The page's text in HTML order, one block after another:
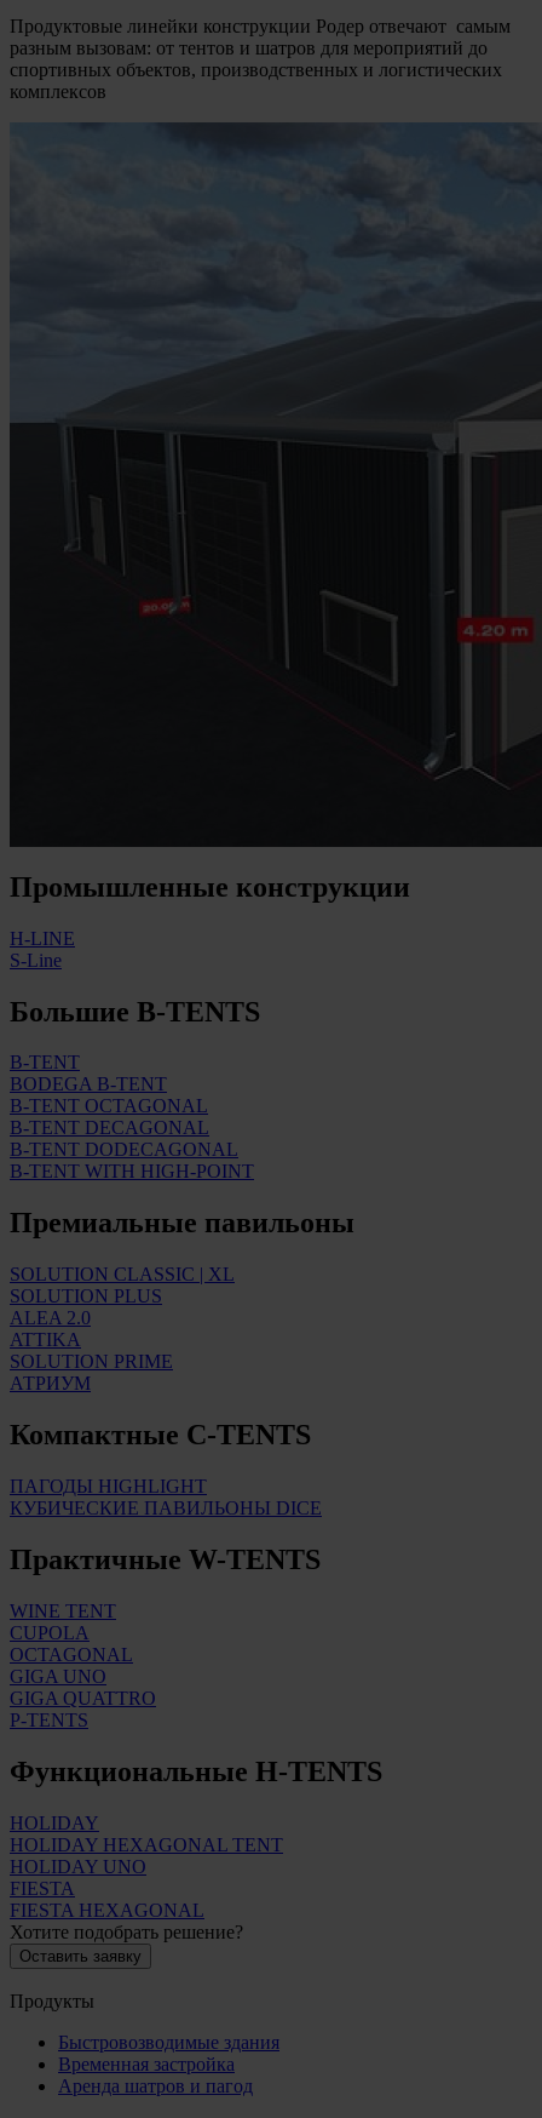
Продуктовые линейки конструкции Родер отвечают самым
разным вызовам: от тентов и шатров для мероприятий до
спортивных объектов, производственных и логистических
комплексов
Промышленные конструкции
H-LINE
S-Line
Большие B-TENTS
B-TENT
BODEGA B-TENT
B-TENT OCTAGONAL
B-TENT DECAGONAL
B-TENT DODECAGONAL
B-TENT WITH HIGH-POINT
Премиальные павильоны
SOLUTION CLASSIC | XL
SOLUTION PLUS
ALEA 2.0
ATTIKA
SOLUTION PRIME
АТРИУМ
Компактные C-TENTS
ПАГОДЫ HIGHLIGHT
КУБИЧЕСКИЕ ПАВИЛЬОНЫ DICE
Практичные W-TENTS
WINE TENT
CUPOLA
OCTAGONAL
GIGA UNO
GIGA QUATTRO
P-TENTS
Функциональные H-TENTS
HOLIDAY
HOLIDAY HEXAGONAL TENT
HOLIDAY UNO
FIESTA
FIESTA HEXAGONAL
Хотите подобрать решение?
Оставить заявку
Продукты
Быстровозводимые здания
Временная застройка
Аренда шатров и пагод